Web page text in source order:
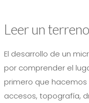
Leer un
El desarrollo de un
por comprender el
primero que
accesos, topografía,